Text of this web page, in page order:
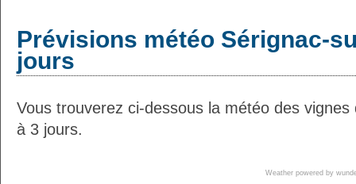
Prévisions météo Sérignac-
jours
Vous trouverez ci-dessous la météo des
à 3 jours.
Weather powered by